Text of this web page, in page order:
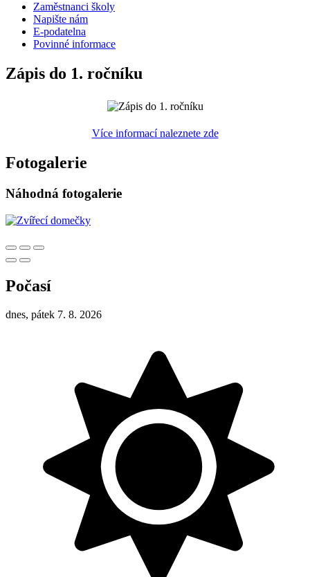
Zaměstnanci školy
Napište nám
E-podatelna
Povinné informace
Zápis do 1. ročníku
Více informací naleznete zde
Fotogalerie
Náhodná fotogalerie
Počasí
dnes, pátek 7. 8. 2026